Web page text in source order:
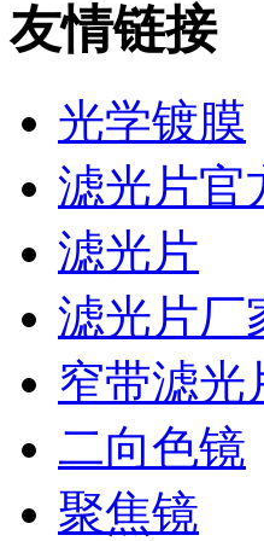
友情链接
光学镀膜
滤光片官
滤光片
滤光片厂
窄带滤光
二向色镜
聚焦镜